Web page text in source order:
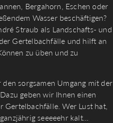
Bergahorn, Eschen oder
Wasser beschäftigen?
Straub als Landschafts- und
Gertelbachfälle und hilft an
zu üben und zu
sorgsamen Umgang mit der
geben wir Ihnen einen
Gertelbachfälle. Wer Lust hat,
seeeeehr kalt…